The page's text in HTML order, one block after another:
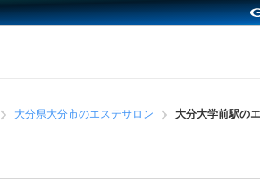
大分県大分市のエステサロン 大分大学前駅の